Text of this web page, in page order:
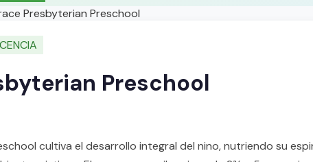
Presbyterian Preschool
Preschool
cultiva el desarrollo integral del nino, nutriendo su